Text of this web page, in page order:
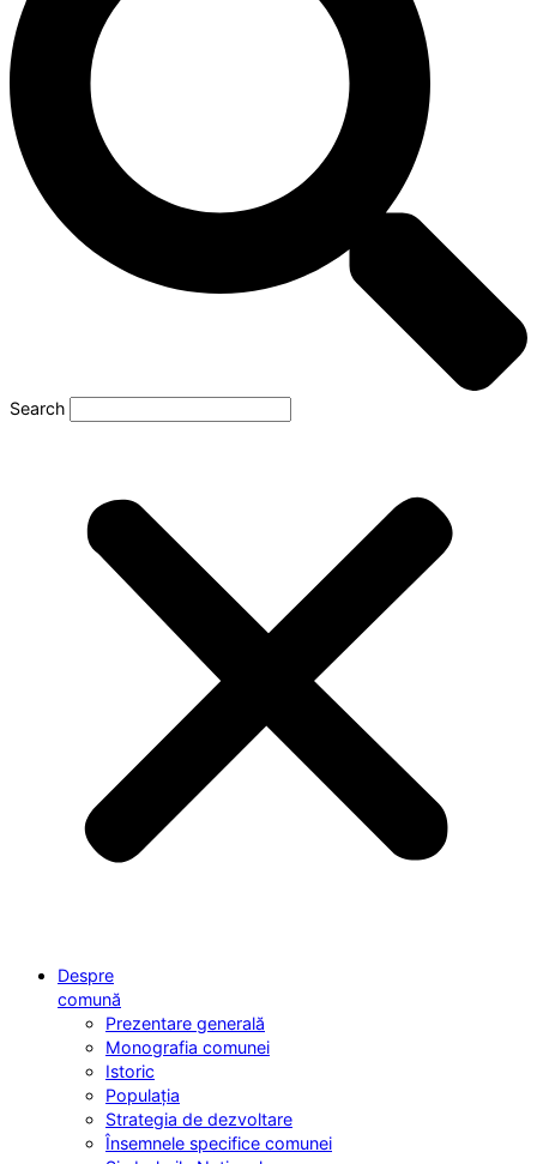
Search
Despre
comună
Prezentare generală
Monografia comunei
Istoric
Populația
Strategia de dezvoltare
Însemnele specifice comunei